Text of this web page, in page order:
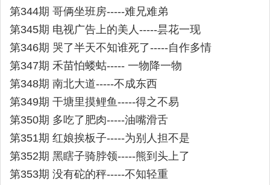
第344期 哥俩坐班房-----难兄难弟
第345期 电视广告上的美人-----昙花一现
第346期 哭了半天不知谁死了-----自作多情
第347期 禾苗怕蝼蛄----- 一物降一物
第348期 南北大道-----不成东西
第349期 干塘里摸鲤鱼-----得之不易
第350期 多吃了肥肉-----油嘴滑舌
第351期 红娘挨板子-----为别人担不是
第352期 黑瞎子骑脖领-----熊到头上了
第353期 没有砣的秤-----不知轻重